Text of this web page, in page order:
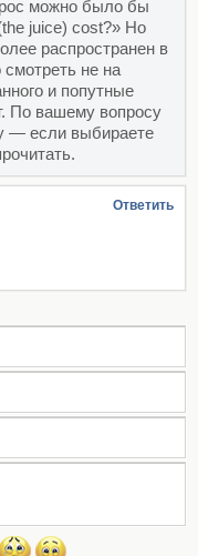
можно было бы
juice) cost?» Но
распространен в
не на
и попутные
По вашему вопросу
— если выбираете
Ответить